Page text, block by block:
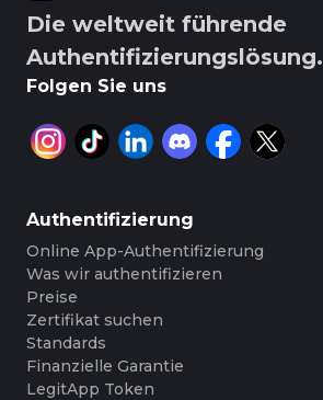
Die weltweit führende
Authentifizierungslösung.
Folgen Sie uns
Authentifizierung
Online App-Authentifizierung
Was wir authentifizieren
Preise
Zertifikat suchen
Standards
Finanzielle Garantie
LegitApp Token